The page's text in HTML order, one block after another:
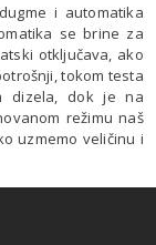
i automatika
se brine za
otključava, ako
tokom testa
dizela, dok je na
režimu naš
uzmemo veličinu i